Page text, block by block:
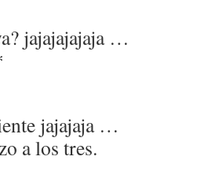
jajajajajaja …
jajajaja …
a los tres.